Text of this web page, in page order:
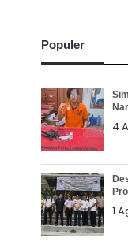
Populer
4
1